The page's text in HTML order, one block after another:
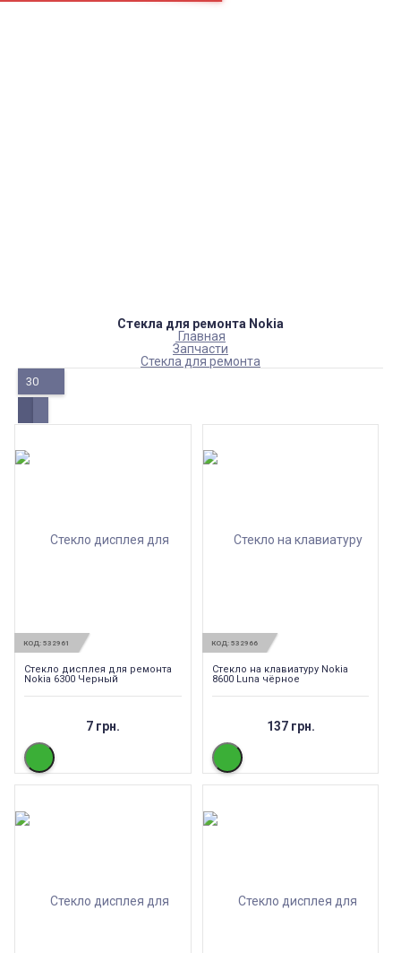
Стекла для ремонта Nokia
Главная
Запчасти
Стекла для ремонта
30
КОД: 532961
Стекло дисплея для ремонта
Nokia 6300 Черный
7 грн.
КОД: 532966
Стекло на клавиатуру Nokia
8600 Luna чёрное
137 грн.